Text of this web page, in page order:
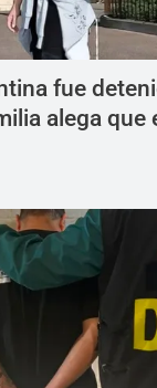
fue
alega que